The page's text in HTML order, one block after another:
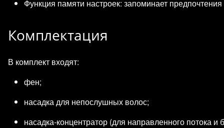
Функция памяти настроек: запоминает
Комплектация
В комплект входят:
фен;
насадка для непослушных волос;
насадка‑концентратор (для направленного потока